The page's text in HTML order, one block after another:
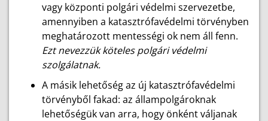
vagy központi polgári védelmi szervezetbe,
amennyiben a katasztrófavédelmi törvényben
meghatározott mentességi ok nem áll fenn.
Ezt nevezzük köteles polgári védelmi
szolgálatnak.
A másik lehetőség az új katasztrófavédelmi
törvényből fakad: az állampolgároknak
lehetőségük van arra, hogy önként váljanak